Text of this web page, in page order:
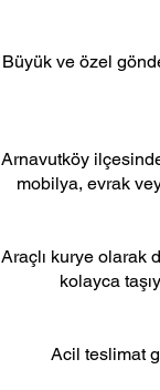
Büyük ve özel
Arnavutköy
mobilya, evrak
Araçlı kurye olarak
kolayca
Acil teslimat